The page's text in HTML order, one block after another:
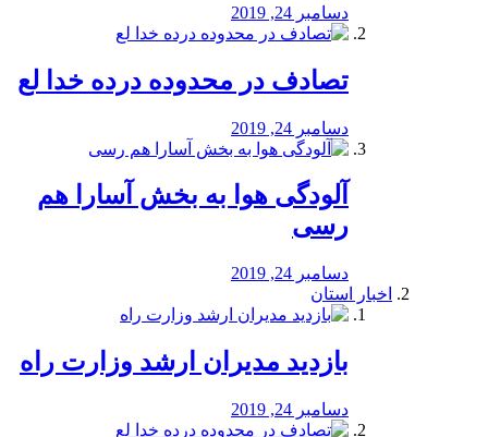
دسامبر 24, 2019
تصادف در محدوده درده خدا لع
دسامبر 24, 2019
آلودگی هوا به بخش آسارا هم
رسی
دسامبر 24, 2019
اخبار استان
بازدید مدیران ارشد وزارت راه
دسامبر 24, 2019